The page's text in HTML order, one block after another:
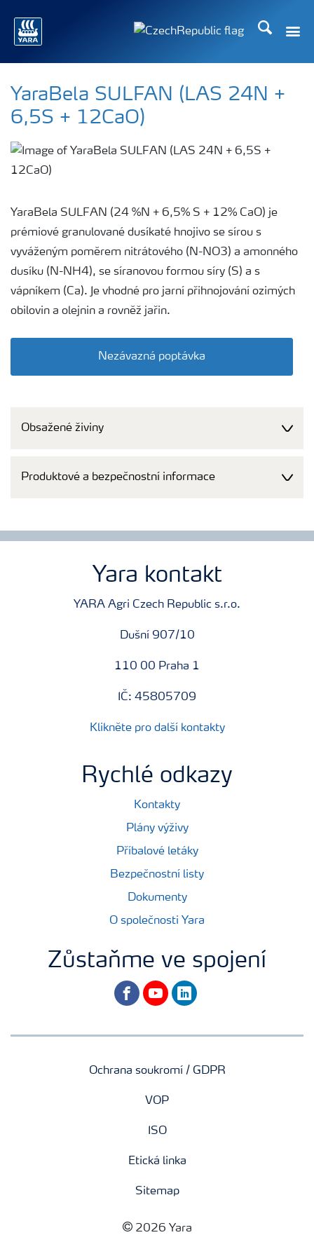
Hledat
YaraBela SULFAN (LAS 24N +
6,5S + 12CaO)
YaraBela SULFAN (24 %N + 6,5% S + 12% CaO) je
prémiové granulované dusíkaté hnojivo se sírou s
vyváženým poměrem nitrátového (N-NO3) a amonného
dusíku (N-NH4), se síranovou formou síry (S) a s
vápníkem (Ca). Je vhodné pro jarní přihnojování ozimých
obilovin a olejnin a rovněž jařin.
Nezávazná poptávka
Obsažené živiny
Produktové a bezpečnostní informace
Yara kontakt
YARA Agri Czech Republic s.r.o.
Dušní 907/10
110 00 Praha 1
IČ: 45805709
Klikněte pro další kontakty
Rychlé odkazy
Kontakty
Plány výživy
Příbalové letáky
Bezpečnostní listy
Dokumenty
O společnosti Yara
Zůstaňme ve spojení
facebookyoutubelinkedin
Ochrana soukromí / GDPR
VOP
ISO
Etická linka
Sitemap
2026 Yara